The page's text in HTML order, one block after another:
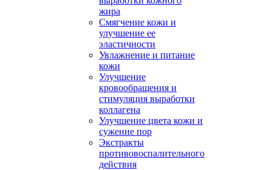
жира
Смягчение кожи и
улучшение ее
эластичности
Увлажнение и питание
кожи
Улучшение
кровообращения и
стимуляция выработки
коллагена
Улучшение цвета кожи и
сужение пор
Экстракты
противовоспалительного
действия